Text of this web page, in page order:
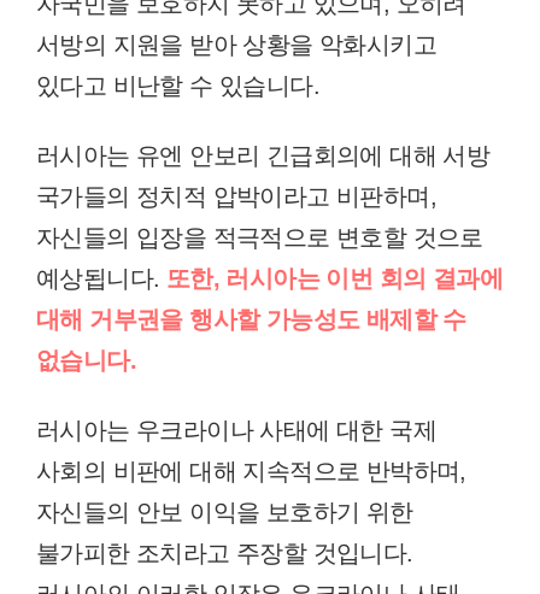
서방의 지원을 받아 상황을 악화시키고
있다고 비난할 수 있습니다.
러시아는 유엔 안보리 긴급회의에 대해 서방
국가들의 정치적 압박이라고 비판하며,
자신들의 입장을 적극적으로 변호할 것으로
예상됩니다. 또한, 러시아는 이번 회의 결과에
대해 거부권을 행사할 가능성도 배제할 수
없습니다.
러시아는 우크라이나 사태에 대한 국제
사회의 비판에 대해 지속적으로 반박하며,
자신들의 안보 이익을 보호하기 위한
불가피한 조치라고 주장할 것입니다.